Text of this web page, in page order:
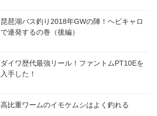
琵琶湖バス釣り2018年GWの陣！ヘビキャロ
で連発するの巻（後編）
ダイワ歴代最強リール！ファントムPT10Eを
入手した！
高比重ワームのイモケムシはよく釣れる